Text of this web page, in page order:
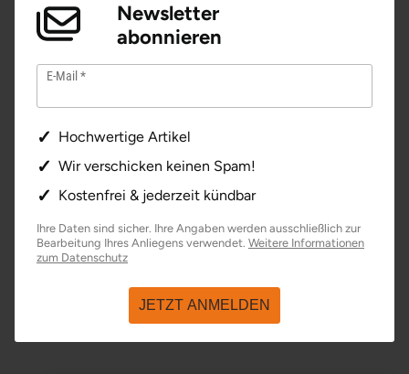
Newsletter
abonnieren
E-Mail
Hochwertige Artikel
Wir verschicken keinen Spam!
Kostenfrei & jederzeit kündbar
Ihre Daten sind sicher. Ihre Angaben werden ausschließlich zur
Bearbeitung Ihres Anliegens verwendet. Weitere Informationen
zum Datenschutzöffnet in neuem Fenster
JETZT ANMELDEN
Ostprignitz-Ruppin
Oy-Mittelberg
Pforzheim
Pirna